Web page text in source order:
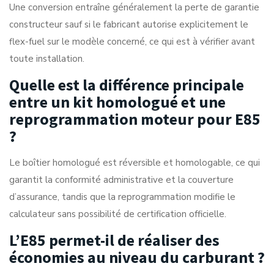
Une conversion entraîne généralement la perte de garantie
constructeur sauf si le fabricant autorise explicitement le
flex-fuel sur le modèle concerné, ce qui est à vérifier avant
toute installation.
Quelle est la différence principale
entre un kit homologué et une
reprogrammation moteur pour E85
?
Le boîtier homologué est réversible et homologable, ce qui
garantit la conformité administrative et la couverture
d’assurance, tandis que la reprogrammation modifie le
calculateur sans possibilité de certification officielle.
L’E85 permet-il de réaliser des
économies au niveau du carburant ?